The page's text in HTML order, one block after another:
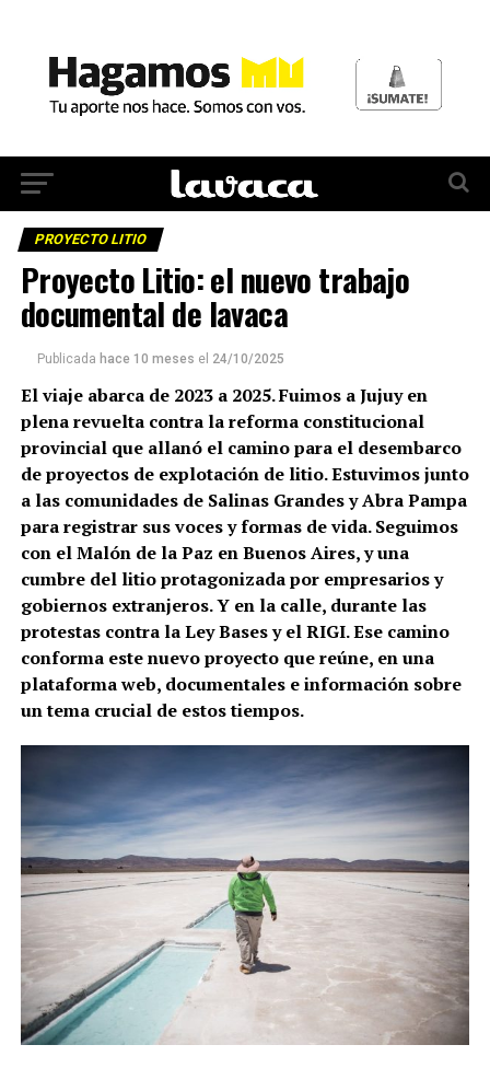
PROYECTO LITIO
Proyecto Litio: el nuevo trabajo
documental de lavaca
Publicada hace 10 meses el 24/10/2025
El viaje abarca de 2023 a 2025. Fuimos a Jujuy en
plena revuelta contra la reforma constitucional
provincial que allanó el camino para el desembarco
de proyectos de explotación de litio. Estuvimos junto
a las comunidades de Salinas Grandes y Abra Pampa
para registrar sus voces y formas de vida. Seguimos
con el Malón de la Paz en Buenos Aires, y una
cumbre del litio protagonizada por empresarios y
gobiernos extranjeros. Y en la calle, durante las
protestas contra la Ley Bases y el RIGI. Ese camino
conforma este nuevo proyecto que reúne, en una
plataforma web, documentales e información sobre
un tema crucial de estos tiempos.